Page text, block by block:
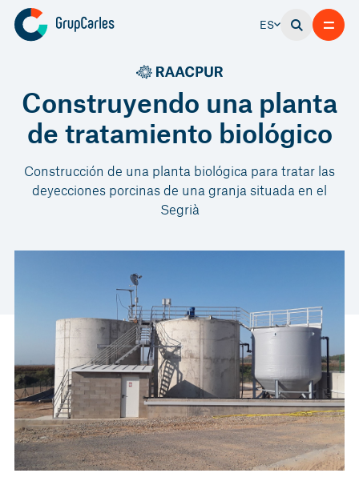
ES
Construyendo una planta
de tratamiento biológico
Construcción de una planta biológica para tratar las
deyecciones porcinas de una granja situada en el
Segrià